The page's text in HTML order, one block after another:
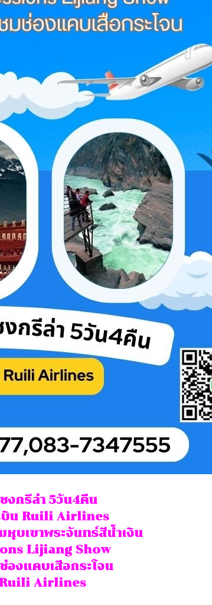
งกรีล่า 5วัน4คืน
บิน Ruili Airlines
หุบเขาพระจันทร์สีน้ำเงิน
Lijiang Show
องแคบเสือกระโจน
Ruili Airlines